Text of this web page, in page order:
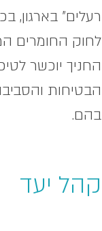
רעלים" בארגון,
לחוק החומרים
החניך יוכשר
הבטיחות
בהם.
קהל יעד